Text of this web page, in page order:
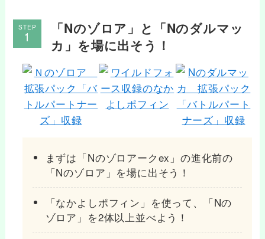
STEP
「Nのゾロア」と「Nのダルマッ
カ」を場に出そう！
まずは「Nのゾロアークex」の進化前の
「Nのゾロア」を場に出そう！
「なかよしポフィン」を使って、「Nの
ゾロア」を2体以上並べよう！